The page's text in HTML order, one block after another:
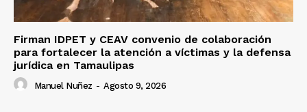
Firman IDPET y CEAV convenio de colaboración
para fortalecer la atención a víctimas y la defensa
jurídica en Tamaulipas
Manuel Nuñez - Agosto 9, 2026